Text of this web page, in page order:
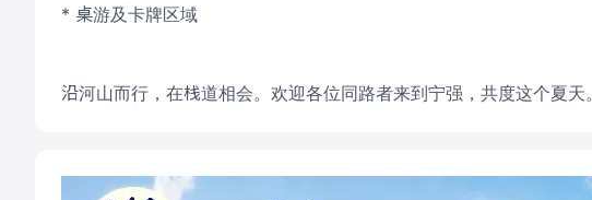
* 桌游及卡牌区域
沿河山而行，在栈道相会。欢迎各位同路者来到宁强，共度这个夏天。